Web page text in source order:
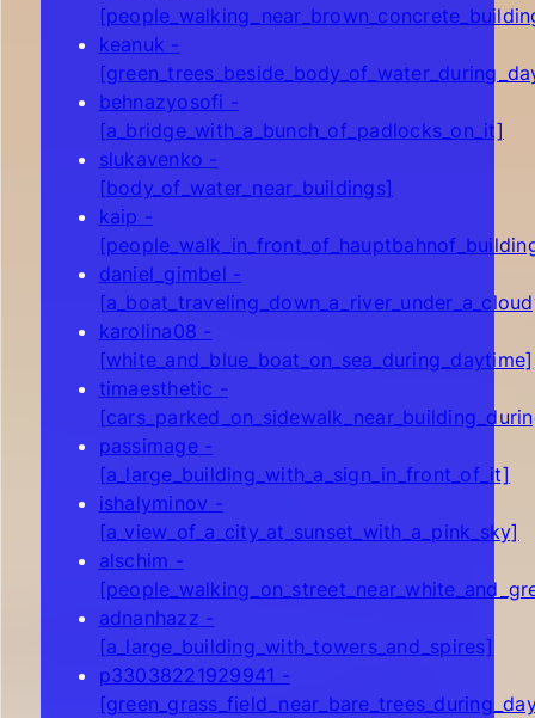
keanuk -
behnazyosofi -
[a_bridge_with_a_bunch_of_padlocks_on_it]
slukavenko -
[body_of_water_near_buildings]
kaip -
daniel_gimbel -
karolina08 -
[white_and_blue_boat_on_sea_during_daytime]
timaesthetic -
passimage -
[a_large_building_with_a_sign_in_front_of_it]
ishalyminov -
[a_view_of_a_city_at_sunset_with_a_pink_sky]
alschim -
adnanhazz -
[a_large_building_with_towers_and_spires]
p33038221929941 -